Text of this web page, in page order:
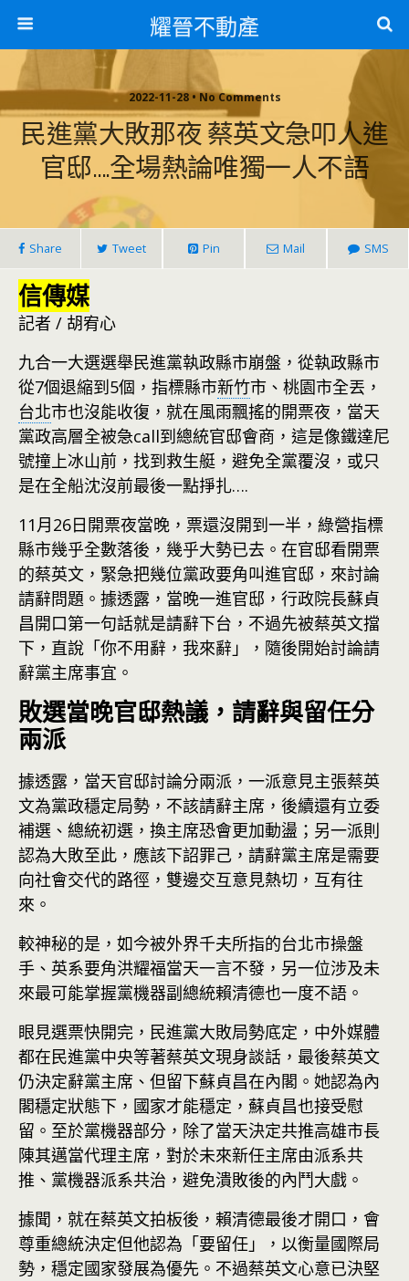
耀晉不動產
2022-11-28 • No Comments
民進黨大敗那夜 蔡英文急叩人進
官邸….全場熱論唯獨一人不語
Share Tweet Pin Mail SMS
信傳媒
記者 / 胡宥心
九合一大選選舉民進黨執政縣市崩盤，從執政縣市
從7個退縮到5個，指標縣市新竹市、桃園市全丟，
台北市也沒能收復，就在風雨飄搖的開票夜，當天
黨政高層全被急call到總統官邸會商，這是像鐵達尼
號撞上冰山前，找到救生艇，避免全黨覆沒，或只
是在全船沈沒前最後一點掙扎….
11月26日開票夜當晚，票還沒開到一半，綠營指標
縣市幾乎全數落後，幾乎大勢已去。在官邸看開票
的蔡英文，緊急把幾位黨政要角叫進官邸，來討論
請辭問題。據透露，當晚一進官邸，行政院長蘇貞
昌開口第一句話就是請辭下台，不過先被蔡英文擋
下，直說「你不用辭，我來辭」，隨後開始討論請
辭黨主席事宜。
敗選當晚官邸熱議，請辭與留任分
兩派
據透露，當天官邸討論分兩派，一派意見主張蔡英
文為黨政穩定局勢，不該請辭主席，後續還有立委
補選、總統初選，換主席恐會更加動盪；另一派則
認為大敗至此，應該下詔罪己，請辭黨主席是需要
向社會交代的路徑，雙邊交互意見熱切，互有往
來。
較神秘的是，如今被外界千夫所指的台北市操盤
手、英系要角洪耀福當天一言不發，另一位涉及未
來最可能掌握黨機器副總統賴清德也一度不語。
眼見選票快開完，民進黨大敗局勢底定，中外媒體
都在民進黨中央等著蔡英文現身談話，最後蔡英文
仍決定辭黨主席、但留下蘇貞昌在內閣。她認為內
閣穩定狀態下，國家才能穩定，蘇貞昌也接受慰
留。至於黨機器部分，除了當天決定共推高雄市長
陳其邁當代理主席，對於未來新任主席由派系共
推、黨機器派系共治，避免潰敗後的內鬥大戲。
據聞，就在蔡英文拍板後，賴清德最後才開口，會
尊重總統決定但他認為「要留任」，以衡量國際局
勢，穩定國家發展為優先。不過蔡英文心意已決堅